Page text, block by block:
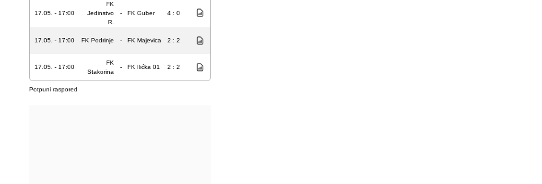
17.05. - 17:00
FK
Jedinstvo
R.
- FK Guber 4 : 0
17.05. - 17:00 FK Podrinje - FK Majevica 2 : 2
17.05. - 17:00
FK
Stakorina
- FK Ilićka 01 2 : 2
Potpuni raspored